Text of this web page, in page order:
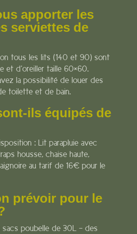
apporter les
serviettes de
tous les lits (140 et 90) sont
et d’oreiller taille 60×60.
la possibilité de louer des
toilette et de bain.
ils équipés de
: Lit parapluie avec
housse, chaise haute,
au tarif de 16€ pour le
prévoir pour le
poubelle de 30L – des